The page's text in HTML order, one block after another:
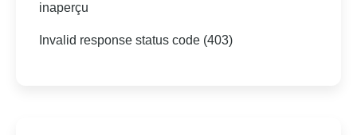
inaperçu
Invalid response status code (403)